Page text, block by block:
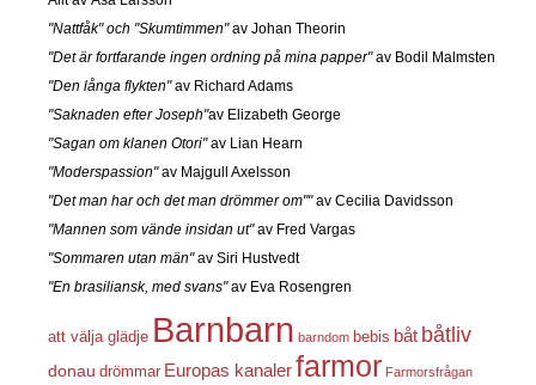
"Nattfåk" och "Skumtimmen"av Johan Theorin
"Det är fortfarande ingen ordning på mina papper"av Bodil Malmsten
"Den långa flykten"av Richard Adams
"Saknaden efter Joseph"av Elizabeth George
"Sagan om klanen Otori"av Lian Hearn
"Moderspassion"av Majgull Axelsson
"Det man har och det man drömmer om""av Cecilia Davidsson
"Mannen som vände insidan ut"av Fred Vargas
"Sommaren utan män"av Siri Hustvedt
"En brasiliansk, med svans"av Eva Rosengren
att välja glädje Barnbarn barndom bebis båt båtliv
donau drömmar Europas kanalerfarmor Farmorsfrågan